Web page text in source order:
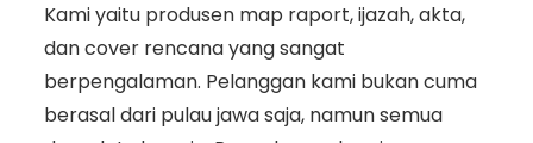
Kami yaitu produsen map raport, ijazah, akta,
dan cover rencana yang sangat
berpengalaman. Pelanggan kami bukan cuma
berasal dari pulau jawa saja, namun semua